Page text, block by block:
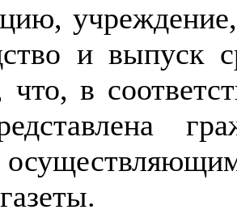
и выпуск
что, в